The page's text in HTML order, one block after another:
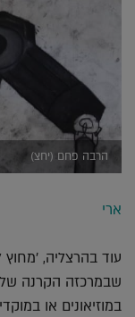
הרבה פחם (יחצ)
ארי
עוד בהרצליה,
שבמרכזה הקרנה
במוזיאונים או